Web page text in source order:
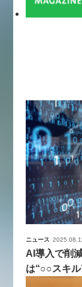
ニュース
AI導入で削
は“○○スキ